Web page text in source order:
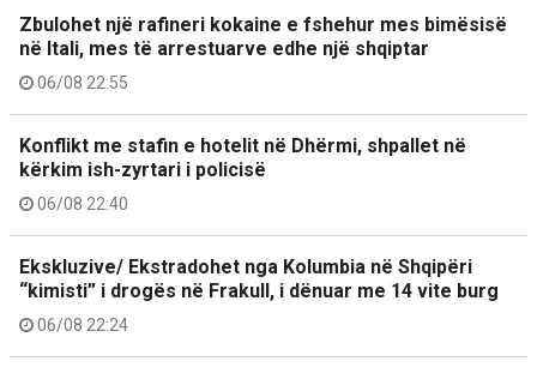
Zbulohet një rafineri kokaine e fshehur mes bimësisë
në Itali, mes të arrestuarve edhe një shqiptar
06/08 22:55
Konflikt me stafin e hotelit në Dhërmi, shpallet në
kërkim ish-zyrtari i policisë
06/08 22:40
Ekskluzive/ Ekstradohet nga Kolumbia në Shqipëri
“kimisti” i drogës në Frakull, i dënuar me 14 vite burg
06/08 22:24